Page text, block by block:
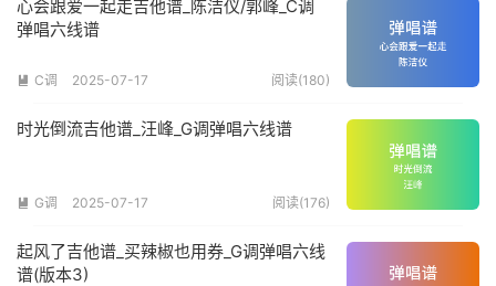
心会跟爱一起走吉他谱_陈洁仪/郭峰_C调
弹唱六线谱
 C调 2025-07-17 阅读(180)
时光倒流吉他谱_汪峰_G调弹唱六线谱
 G调 2025-07-17 阅读(176)
起风了吉他谱_买辣椒也用券_G调弹唱六线
谱(版本3)